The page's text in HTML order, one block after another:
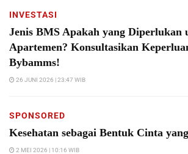
INVESTASI
Jenis BMS Apakah yang Diperlukan
Apartemen? Konsultasikan
Bybamms!
26 JUNI 2026 | 23:47 WIB
SPONSORED
Kesehatan sebagai Bentuk Cinta
2 MEI 2026 | 10:16 WIB